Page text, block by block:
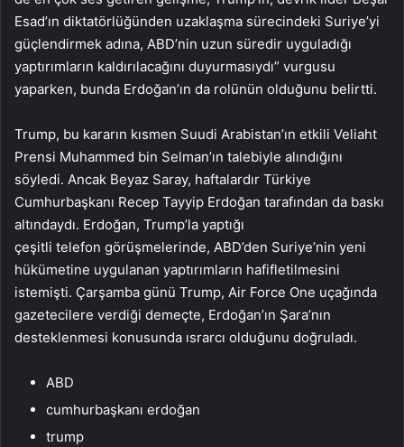
Esad’ın diktatörlüğünden uzaklaşma sürecindeki Suriye’yi
güçlendirmek adına, ABD’nin uzun süredir uyguladığı
yaptırımların kaldırılacağını duyurmasıydı” vurgusu
yaparken, bunda Erdoğan’ın da rolünün olduğunu belirtti.
Trump, bu kararın kısmen Suudi Arabistan’ın etkili Veliaht
Prensi Muhammed bin Selman’ın talebiyle alındığını
söyledi. Ancak Beyaz Saray, haftalardır Türkiye
Cumhurbaşkanı Recep Tayyip Erdoğan tarafından da baskı
altındaydı. Erdoğan, Trump’la yaptığı
çeşitli telefon görüşmelerinde, ABD’den Suriye’nin yeni
hükümetine uygulanan yaptırımların hafifletilmesini
istemişti. Çarşamba günü Trump, Air Force One uçağında
gazetecilere verdiği demeçte, Erdoğan’ın Şara’nın
desteklenmesi konusunda ısrarcı olduğunu doğruladı.
ABD
cumhurbaşkanı erdoğan
trump